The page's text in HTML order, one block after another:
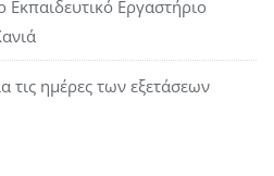
Εργαστήριο
τις ημέρες των εξετάσεων